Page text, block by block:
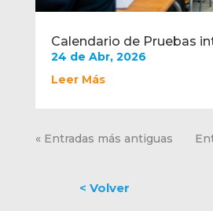
Calendario de Pruebas
24 de Abr, 2026
Leer Más
« Entradas más antiguas